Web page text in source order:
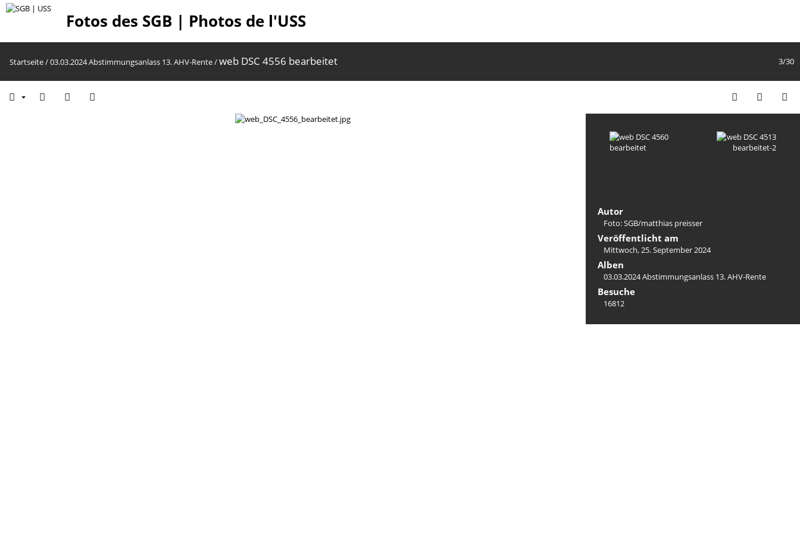
Fotos des SGB | Photos de l'USS
3/30
Startseite/03.03.2024 Abstimmungsanlass 13. AHV-Rente/web DSC 4556 bearbeitet
Autor
Foto: SGB/matthias preisser
Veröffentlicht am
Mittwoch, 25. September 2024
Alben
03.03.2024 Abstimmungsanlass 13. AHV-Rente
Besuche
16812